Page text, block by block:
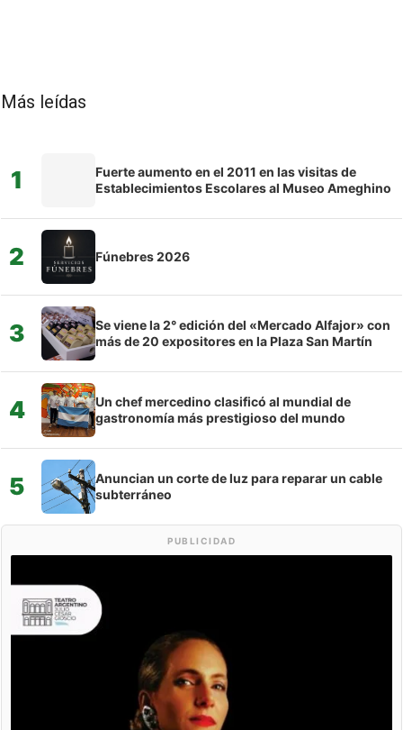
Más leídas
1
Fuerte aumento en el 2011 en las visitas de
Establecimientos Escolares al Museo Ameghino
2 Fúnebres 2026
3
Se viene la 2° edición del «Mercado Alfajor» con
más de 20 expositores en la Plaza San Martín
4
Un chef mercedino clasificó al mundial de
gastronomía más prestigioso del mundo
5
Anuncian un corte de luz para reparar un cable
subterráneo
PUBLICIDAD